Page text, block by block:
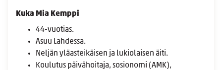
Kuka Mia Kemppi
44-vuotias.
Asuu Lahdessa.
Neljän yläasteikäisen ja lukiolaisen äiti.
Koulutus päivähoitaja, sosionomi (AMK),